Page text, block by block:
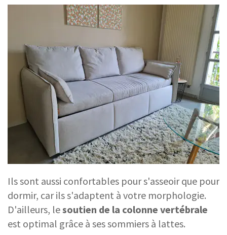
Ils sont aussi confortables pour s'asseoir que pour
dormir, car ils s'adaptent à votre morphologie.
D'ailleurs, lesoutien de la colonne vertébrale
est optimal grâce à ses sommiers à lattes.